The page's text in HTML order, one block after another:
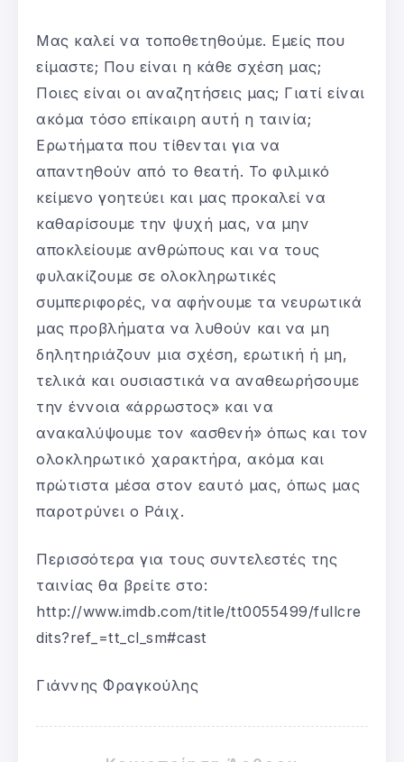
Μας καλεί να τοποθετηθούμε. Εμείς που
είμαστε; Που είναι η κάθε σχέση μας;
Ποιες είναι οι αναζητήσεις μας; Γιατί είναι
ακόμα τόσο επίκαιρη αυτή η ταινία;
Ερωτήματα που τίθενται για να
απαντηθούν από το θεατή. Το φιλμικό
κείμενο γοητεύει και μας προκαλεί να
καθαρίσουμε την ψυχή μας, να μην
αποκλείουμε ανθρώπους και να τους
φυλακίζουμε σε ολοκληρωτικές
συμπεριφορές, να αφήνουμε τα νευρωτικά
μας προβλήματα να λυθούν και να μη
δηλητηριάζουν μια σχέση, ερωτική ή μη,
τελικά και ουσιαστικά να αναθεωρήσουμε
την έννοια «άρρωστος» και να
ανακαλύψουμε τον «ασθενή» όπως και τον
ολοκληρωτικό χαρακτήρα, ακόμα και
πρώτιστα μέσα στον εαυτό μας, όπως μας
παροτρύνει ο Ράιχ.
Περισσότερα για τους συντελεστές της
ταινίας θα βρείτε στο:
http://www.imdb.com/title/tt0055499/fullcre
dits?ref_=tt_cl_sm#cast
Γιάννης Φραγκούλης